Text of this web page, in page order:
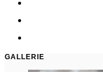
GALLERIE